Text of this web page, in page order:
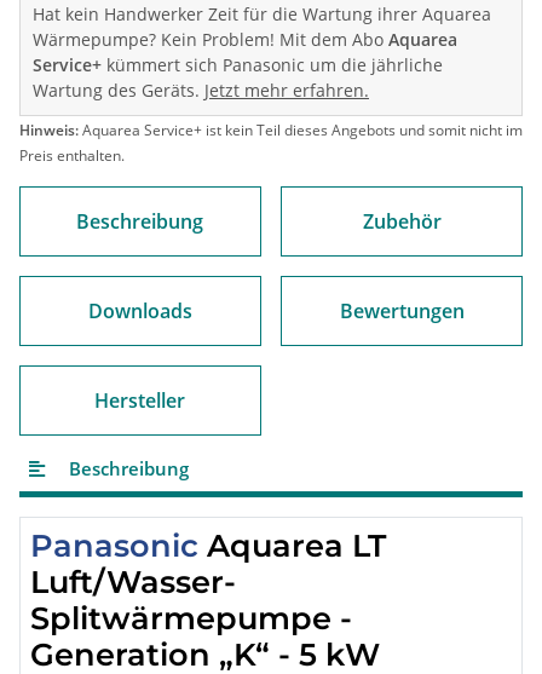
Hat kein Handwerker Zeit für die Wartung ihrer Aquarea
Wärmepumpe? Kein Problem! Mit dem Abo Aquarea
Service+ kümmert sich Panasonic um die jährliche
Wartung des Geräts. Jetzt mehr erfahren.
Hinweis:Aquarea Service+ ist kein Teil dieses Angebots und somit nicht im
Preis enthalten.
Beschreibung Zubehör
Downloads Bewertungen
Hersteller
Beschreibung
Panasonic Aquarea LT
Luft/Wasser-
Splitwärmepumpe -
Generation „K“ - 5 kW